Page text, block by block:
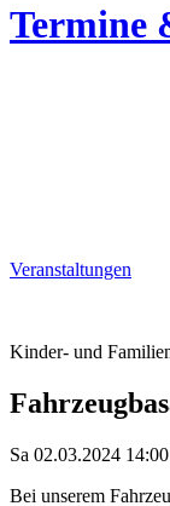
Termine
Veranstaltungen
Kinder- und
Sa 02.03.2024 14:00
Bei unserem